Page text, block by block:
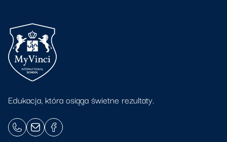
Edukacja, która osiąga świetne rezultaty.